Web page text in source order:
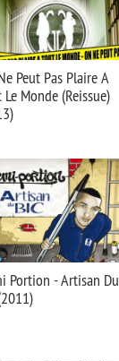
Peut Pas Plaire A
Le Monde (Reissue)
Portion - Artisan Du